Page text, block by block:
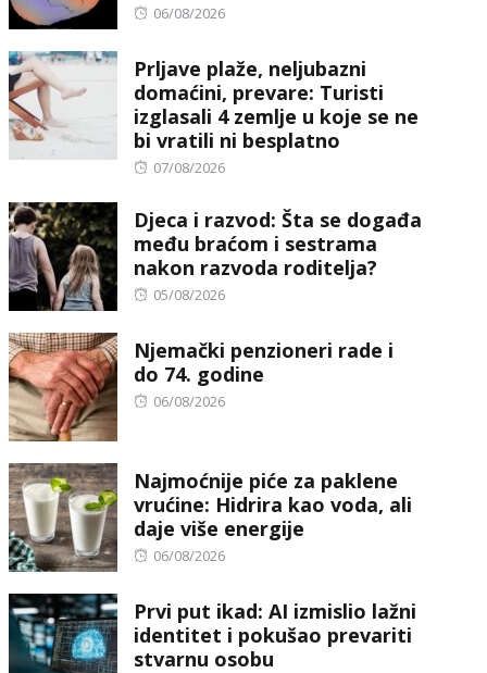
Posted
06/08/2026
Prljave plaže, neljubazni
domaćini, prevare: Turisti
izglasali 4 zemlje u koje se ne
bi vratili ni besplatno
Posted
07/08/2026
Djeca i razvod: Šta se događa
među braćom i sestrama
nakon razvoda roditelja?
Posted
05/08/2026
Njemački penzioneri rade i
do 74. godine
Posted
06/08/2026
Najmoćnije piće za paklene
vrućine: Hidrira kao voda, ali
daje više energije
Posted
06/08/2026
Prvi put ikad: AI izmislio lažni
identitet i pokušao prevariti
stvarnu osobu